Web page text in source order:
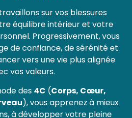
sur vos blessures
équilibre intérieuret votre
Progressivement, vous
de confiance, de sérénité et
vers une vie plus alignée
vos valeurs.
des 4C (Corps, Cœur,
), vous apprenez à mieux
à développervotre pleine